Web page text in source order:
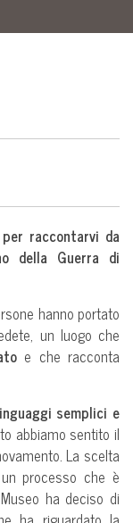
raccontarvi da
della Guerra di
hanno portato
un luogo che
e che racconta
semplici e
abbiamo sentito il
La scelta
processo che è
ha deciso di